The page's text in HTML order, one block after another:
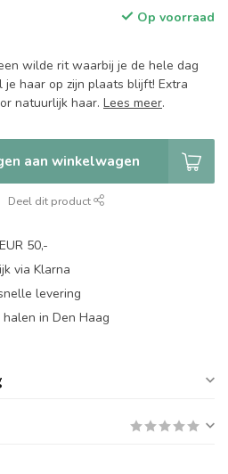
Op voorraad
wilde rit waarbij je de hele dag
haar op zijn plaats blijft! Extra
natuurlijk haar. Lees meer.
aan winkelwagen
Deel dit product
50,-
via Klarna
levering
in Den Haag